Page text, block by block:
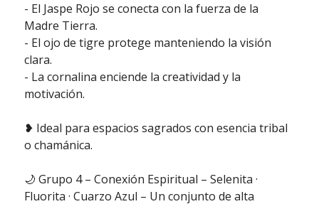
- El Jaspe Rojo se conecta con la fuerza de la
Madre Tierra.
- El ojo de tigre protege manteniendo la visión
clara.
- La cornalina enciende la creatividad y la
motivación.
❥ Ideal para espacios sagrados con esencia tribal
o chamánica.
🌙 Grupo 4 – Conexión Espiritual – Selenita ·
Fluorita · Cuarzo Azul – Un conjunto de alta